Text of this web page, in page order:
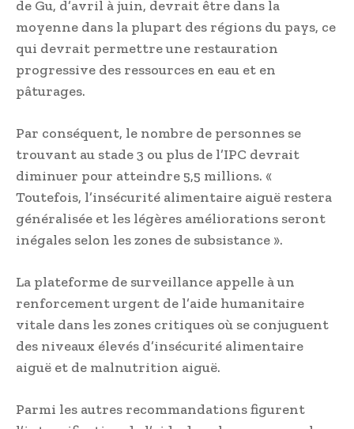
de Gu, d’avril à juin, devrait être dans la
moyenne dans la plupart des régions du pays, ce
qui devrait permettre une restauration
progressive des ressources en eau et en
pâturages.
Par conséquent, le nombre de personnes se
trouvant au stade 3 ou plus de l’IPC devrait
diminuer pour atteindre 5,5 millions. «
Toutefois, l’insécurité alimentaire aiguë restera
généralisée et les légères améliorations seront
inégales selon les zones de subsistance ».
La plateforme de surveillance appelle à un
renforcement urgent de l’aide humanitaire
vitale dans les zones critiques où se conjuguent
des niveaux élevés d’insécurité alimentaire
aiguë et de malnutrition aiguë.
Parmi les autres recommandations figurent